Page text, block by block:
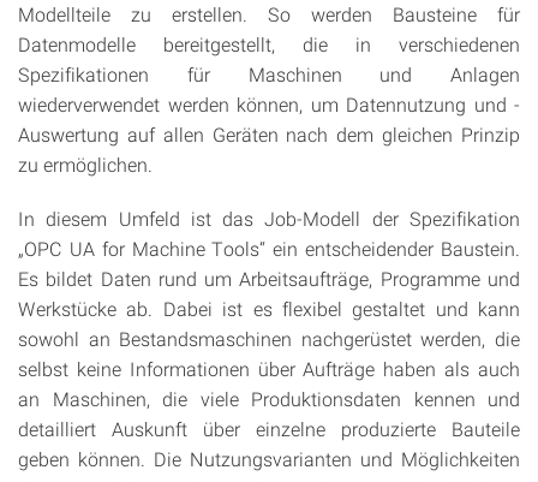
Modellteile zu erstellen. So werden Bausteine für
Datenmodelle bereitgestellt, die in verschiedenen
Spezifikationen für Maschinen und Anlagen
wiederverwendet werden können, um Datennutzung und -
Auswertung auf allen Geräten nach dem gleichen Prinzip
zu ermöglichen.
In diesem Umfeld ist das Job-Modell der Spezifikation
„OPC UA for Machine Tools“ ein entscheidender Baustein.
Es bildet Daten rund um Arbeitsaufträge, Programme und
Werkstücke ab. Dabei ist es flexibel gestaltet und kann
sowohl an Bestandsmaschinen nachgerüstet werden, die
selbst keine Informationen über Aufträge haben als auch
an Maschinen, die viele Produktionsdaten kennen und
detailliert Auskunft über einzelne produzierte Bauteile
geben können. Die Nutzungsvarianten und Möglichkeiten